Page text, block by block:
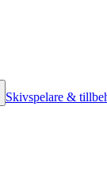
Skivspelare &